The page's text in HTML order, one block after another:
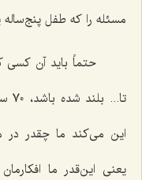
مسئله را که طفل
حتماً باید آن
این می‌کند ما چقدر در
یعنی این‌قدر ما